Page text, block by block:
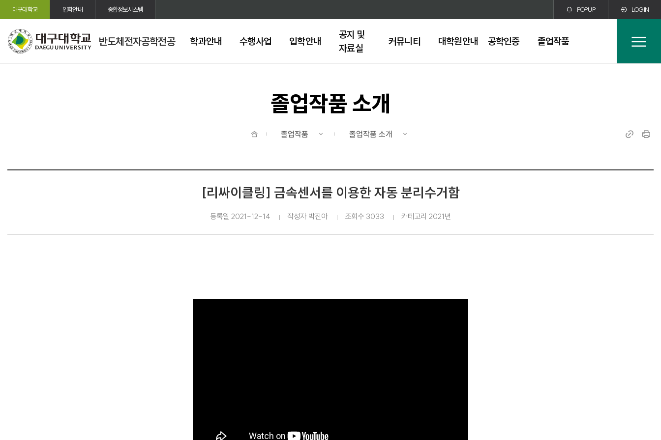
대구대학교 입학안내 종합정보시스템 POPUP LOGIN
반도체전자공학전공 학과안내 수행사업 입학안내
공지 및
자료실
커뮤니티 대학원안내 공학인증 졸업작품
전
메
졸업작품 소개
졸업작품 졸업작품 소개
링
[리싸이클링] 금속센서를 이용한 자동 분리수거함
등록일 2021-12-14 작성자 박진아 조회수 3033 카테고리 2021년